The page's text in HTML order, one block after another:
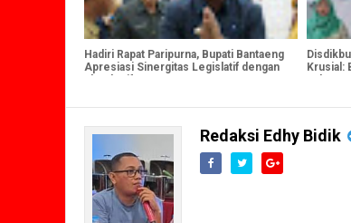
Hadiri Rapat Paripurna, Bupati Bantaeng
Apresiasi Sinergitas Legislatif dengan
Eksekutif
Krusial:
Redaksi Edhy Bidik